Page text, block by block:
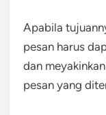
Apabila
pesan harus
dan
pesan yang